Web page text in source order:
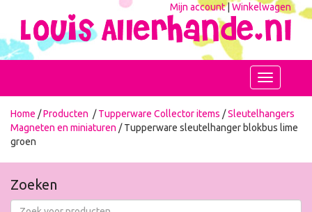
Mijn account|Winkelwagen
Toggle
navigation
Home /Producten /Tupperware Collector items /Sleutelhangers
Magneten en miniaturen / Tupperware sleutelhanger blokbus lime
groen
Zoeken